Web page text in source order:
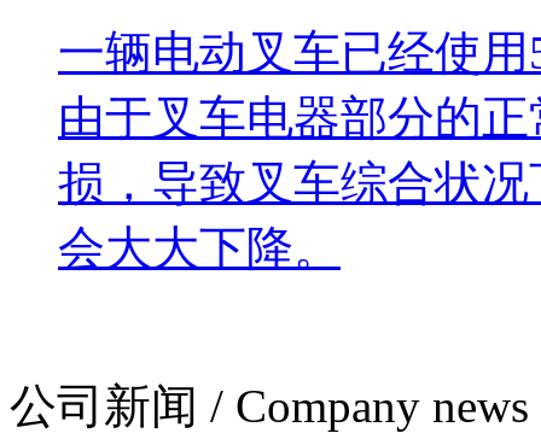
一辆电动叉车已经使
由于叉车电器部分的
损，导致叉车综合状
会大大下降。
公司新闻 / Company news